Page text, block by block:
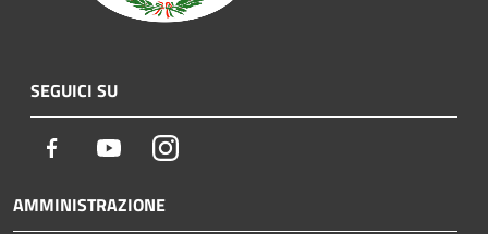
SEGUICI SU
Facebook YoutubeInstagram
AMMINISTRAZIONE